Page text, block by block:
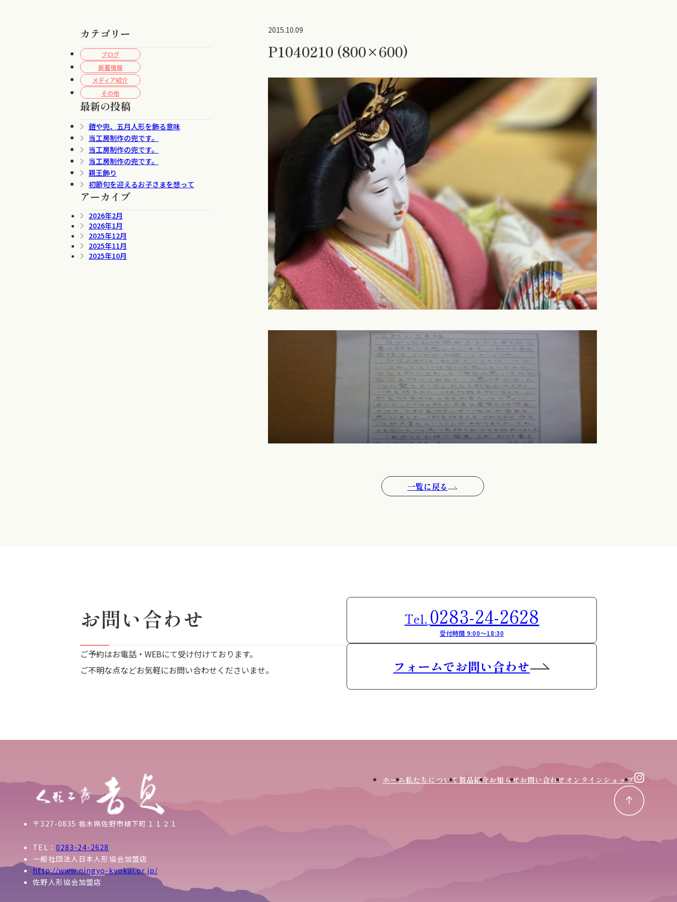
カテゴリー
ブログ
新着情報
メディア紹介
その他
最新の投稿
鎧や兜、五月人形を飾る意味
当工房制作の兜です。
当工房制作の兜です。
当工房制作の兜です。
親王飾り
初節句を迎えるお子さまを想って
アーカイブ
2026年2月
2026年1月
2025年12月
2025年11月
2025年10月
2015.10.09
P1040210 (800×600)
一覧に戻る
お問い合わせ
ご予約はお電話・WEBにて受け付けております。
ご不明な点などお気軽にお問い合わせくださいませ。
Tel. 0283-24-2628
受付時間 9:00～18:30
フォームでお問い合わせ
〒327-0835 栃木県佐野市植下町１１２１
TEL： 0283-24-2628
一般社団法人日本人形協会加盟店
http://www.ningyo-kyokai.or.jp/
佐野人形協会加盟店
ホーム私たちについて 製品紹介お知らせお問い合わせ オンラインショップ